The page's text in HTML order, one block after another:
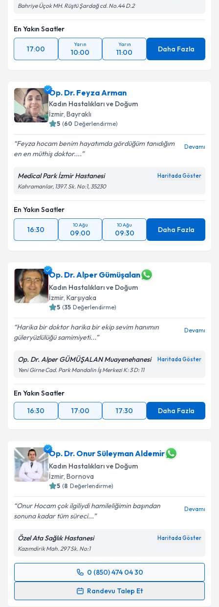
Bahriye Üçok MH. Rüştü Şardağ cd. No.44 D.2
En Yakın Saatler
17:00
Yarın
10:00
Yarın
11:00 Daha Fazla
Op. Dr. Feyza Arman
Kadın Hastalıkları ve Doğum
İzmir, Bayraklı
5 (60 Değerlendirme)
Feyza hocam benim hayatımda gördüğüm tanıdığım
en en müthiş doktor....
Devamı
Medical Park İzmir Hastanesi Haritada Göster
Kahramanlar, 1397. Sk. No:1, 35230
En Yakın Saatler
16:30
10 Ağu
09:00
10 Ağu
09:30 Daha Fazla
Op. Dr. Alper Gümüşalan
Kadın Hastalıkları ve Doğum
İzmir, Karşıyaka
5 (35 Değerlendirme)
Harika bir doktor harika bir ekip sevim hanımın
güleryüzlülüğü samimiyeti...
Devamı
Op. Dr. Alper GÜMÜŞALAN Muayenehanesi Haritada Göster
Yeni Girne Cad. Park Mandalin İş Merkezi K: 3 D: 11
En Yakın Saatler
16:30
17:00 17:30 Daha Fazla
Op. Dr. Onur Süleyman Aldemir
Kadın Hastalıkları ve Doğum
İzmir, Bornova
5 (8 Değerlendirme)
Onur Hocam çok ilgiliydi hamileliğimin başından
sonuna kadar tüm süreci...
Devamı
Özel Ata Sağlık Hastanesi Haritada Göster
Kazımdirik Mah. 297 Sk. No:1
0 (850) 474 04 30
Randevu Talep Et
Randevu Takvimi Talebi